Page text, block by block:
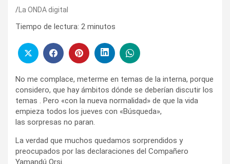
La ONDA digital
Tiempo de lectura: 2 minutos
No me complace, meterme en temas de la interna, porque
considero, que hay ámbitos dónde se deberían discutir los
temas . Pero «con la nueva normalidad» de que la vida
empieza todos los jueves con «Búsqueda»,
las sorpresas no paran.
La verdad que muchos quedamos sorprendidos y
preocupados por las declaraciones del Compañero
Yamandú Orsi.